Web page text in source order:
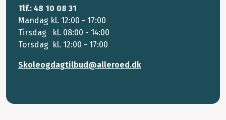
Tlf.: 48 10 08 31
Mandag kl. 12:00 - 17:00
Tirsdag kl. 08:00 - 14:00
Torsdag kl. 12:00 - 17:00
Skoleogdagtilbud@alleroed.dk